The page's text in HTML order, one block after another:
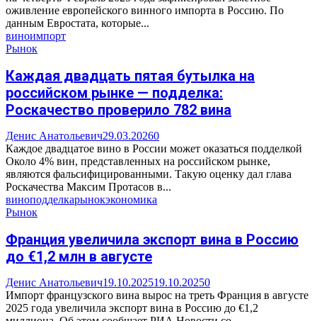
оживление европейского винного импорта в Россию. По
данным Евростата, которые...
виноимпорт
Рынок
Каждая двадцать пятая бутылка на
российском рынке — подделка:
Роскачество проверило 782 вина
Денис Анатольевич29.03.20260
Каждое двадцатое вино в России может оказаться подделкой
Около 4% вин, представленных на российском рынке,
являются фальсифицированными. Такую оценку дал глава
Роскачества Максим Протасов в...
виноподделкарынокэкономика
Рынок
Франция увеличила экспорт вина в Россию
до €1,2 млн в августе
Денис Анатольевич19.10.202519.10.20250
Импорт французского вина вырос на треть Франция в августе
2025 года увеличила экспорт вина в Россию до €1,2